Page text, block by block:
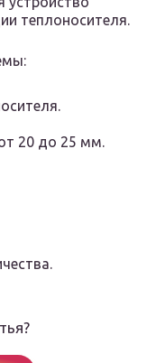
теплоносителя.
20 до 25 мм.